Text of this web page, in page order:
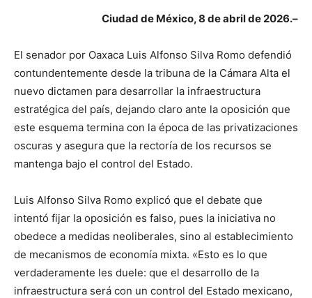
Ciudad de México, 8 de abril de 2026.–
El senador por Oaxaca Luis Alfonso Silva Romo defendió
contundentemente desde la tribuna de la Cámara Alta el
nuevo dictamen para desarrollar la infraestructura
estratégica del país, dejando claro ante la oposición que
este esquema termina con la época de las privatizaciones
oscuras y asegura que la rectoría de los recursos se
mantenga bajo el control del Estado.
Luis Alfonso Silva Romo explicó que el debate que
intentó fijar la oposición es falso, pues la iniciativa no
obedece a medidas neoliberales, sino al establecimiento
de mecanismos de economía mixta. «Esto es lo que
verdaderamente les duele: que el desarrollo de la
infraestructura será con un control del Estado mexicano,